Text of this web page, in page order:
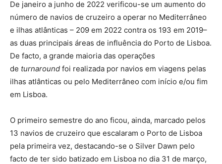
De janeiro a junho de 2022 verificou-se um aumento do
número de navios de cruzeiro a operar no Mediterrâneo
e ilhas atlânticas – 209 em 2022 contra os 193 em 2019–
as duas principais áreas de influência do Porto de Lisboa.
De facto, a grande maioria das operações
de turnaround foi realizada por navios em viagens pelas
ilhas atlânticas ou pelo Mediterrâneo com início e/ou fim
em Lisboa.
O primeiro semestre do ano ficou, ainda, marcado pelos
13 navios de cruzeiro que escalaram o Porto de Lisboa
pela primeira vez, destacando-se o Silver Dawn pelo
facto de ter sido batizado em Lisboa no dia 31 de março,